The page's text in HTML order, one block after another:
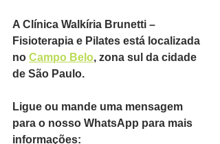
A Clínica Walkíria Brunetti –
Fisioterapia e Pilates está localizada
no Campo Belo, zona sul da cidade
de São Paulo.
Ligue ou mande uma mensagem
para o nosso WhatsApp para mais
informações: